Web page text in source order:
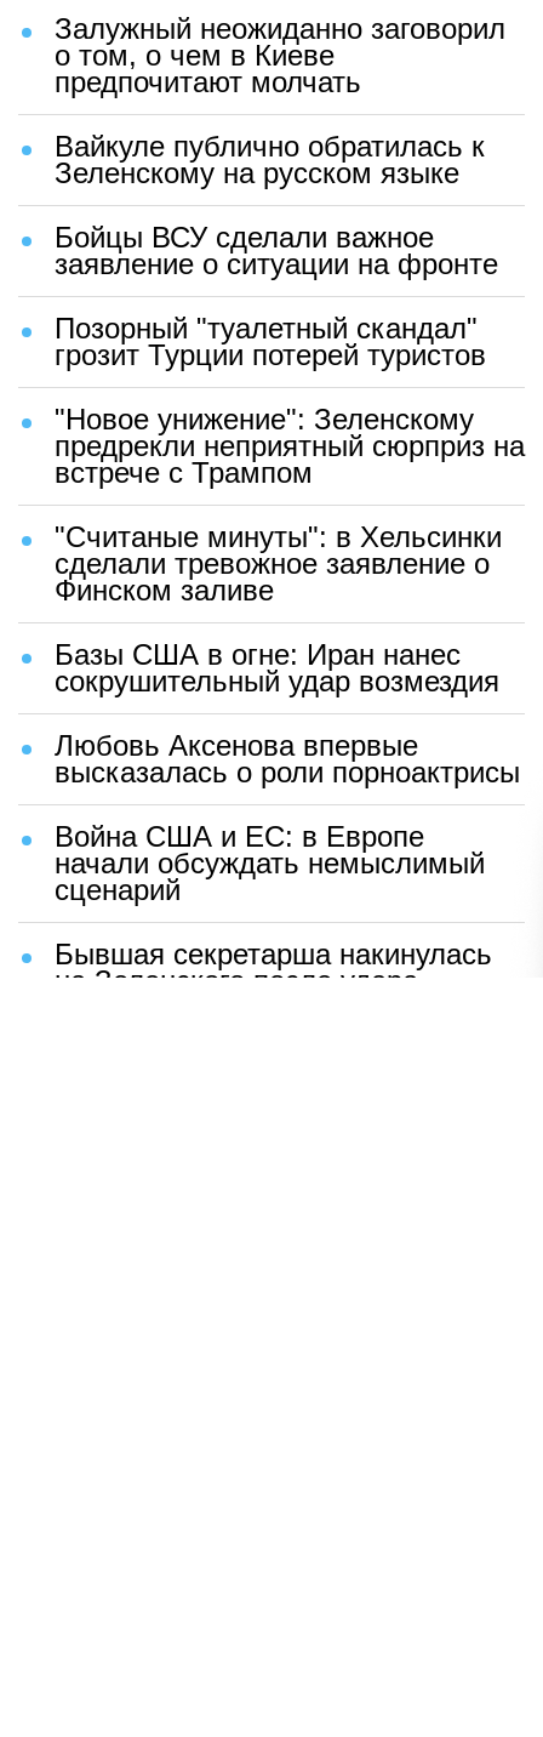
Залужный неожиданно заговорил
о том, о чем в Киеве
предпочитают молчать
Вайкуле публично обратилась к
Зеленскому на русском языке
Бойцы ВСУ сделали важное
заявление о ситуации на фронте
Позорный "туалетный скандал"
грозит Турции потерей туристов
"Новое унижение": Зеленскому
предрекли неприятный сюрприз на
встрече с Трампом
"Считаные минуты": в Хельсинки
сделали тревожное заявление о
Финском заливе
Базы США в огне: Иран нанес
сокрушительный удар возмездия
Любовь Аксенова впервые
высказалась о роли порноактрисы
Война США и ЕС: в Европе
начали обсуждать немыслимый
сценарий
Бывшая секретарша накинулась
на Зеленского после удара